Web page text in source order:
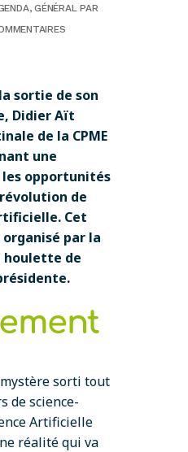
,GÉNÉRAL PAR
sortie de son
Didier Aït
de la CPME
une
opportunités
de
Cet
par la
houlette de
mystère sorti tout
de science-
Artificielle
réalité qui va